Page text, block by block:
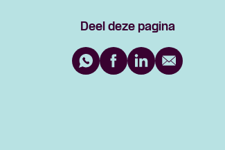
Deel deze pagina